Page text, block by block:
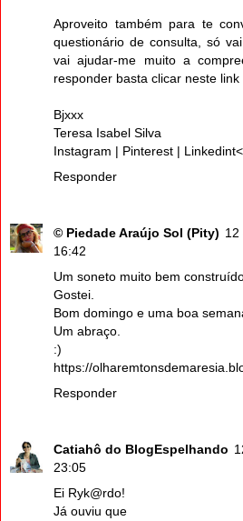
Aproveito também para te
questionário de consulta, só
vai ajudar-me muito a
responder basta clicar neste link
Bjxxx
Teresa Isabel Silva
Instagram | Pinterest |
Responder
© Piedade Araújo Sol (Pity) 12
16:42
Um soneto muito bem
Gostei.
Bom domingo e uma boa
Um abraço.
:)
https://
Responder
Catiahô do BlogEspelhando
23:05
Ei Ryk@rdo!
Já ouviu que